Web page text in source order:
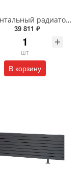
Горизонтальный радиатор с боковым подключением напольный Arbiola Gorizont Liner HZ 91598 250 х 28 см белый
39 811 ₽
шт
В корзину